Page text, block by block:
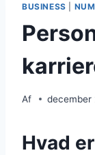
BUSINESS
Af december
Hvad